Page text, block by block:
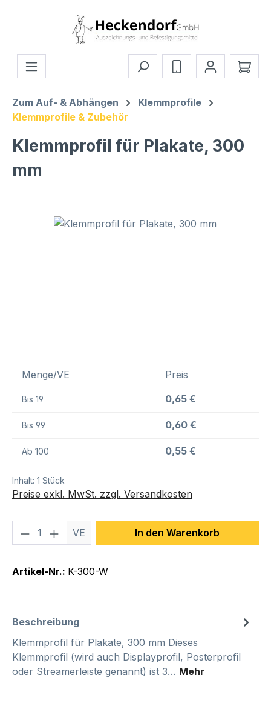
Zum Hauptinhalt springen
Zum Auf- & Abhängen
Klemmprofile
Klemmprofile & Zubehör
Klemmprofil für Plakate, 300
mm
Bildergalerie überspringen
Menge/VE Preis
Bis 19 0,65 €
Bis 99 0,60 €
Ab 100 0,55 €
Inhalt: 1 Stück
Preise exkl. MwSt. zzgl. Versandkosten
Produkt Anzahl: Gib den
VE In den Warenkorb
Artikel-Nr.: K-300-W
Beschreibung
Klemmprofil für Plakate, 300 mm Dieses
Klemmprofil (wird auch Displayprofil, Posterprofil
oder Streamerleiste genannt) ist 3… Mehr